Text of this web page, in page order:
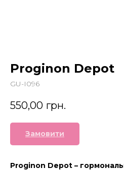
Proginon Depot
GU-I096
550,00 грн.
Замовити
Proginon Depot –